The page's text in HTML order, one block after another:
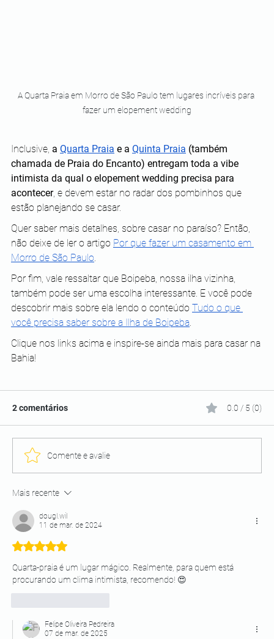
A Quarta Praia em Morro de São Paulo tem lugares incríveis para
fazer um elopement wedding
Inclusive, a Quarta Praia e a Quinta Praia (também
chamada de Praia do Encanto) entregam toda a vibe
intimista da qual o elopement wedding precisa para
acontecer, e devem estar no radar dos pombinhos que
estão planejando se casar.
Quer saber mais detalhes, sobre casar no paraíso? Então,
não deixe de ler o artigo Por que fazer um casamento em
Morro de São Paulo.
Por fim, vale ressaltar que Boipeba, nossa ilha vizinha,
também pode ser uma escolha interessante. E você pode
descobrir mais sobre ela lendo o conteúdo Tudo o que
você precisa saber sobre a Ilha de Boipeba.
Clique nos links acima e inspire-se ainda mais para casar na
Bahia!
2 comentários 0.0 / 5 (0)
Comente e avalie
Mais recente
dougl.wil
11 de mar. de 2024
Avaliado com 5 de 5 estrelas.
Quarta-praia é um lugar mágico. Realmente, para quem está
procurando um clima intimista, recomendo! 😍
Felipe Oliveira Pedreira
07 de mar. de 2025